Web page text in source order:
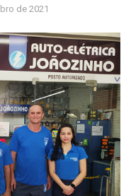
de 2021